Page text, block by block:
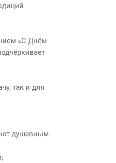
«С Днём
так и для
душевным